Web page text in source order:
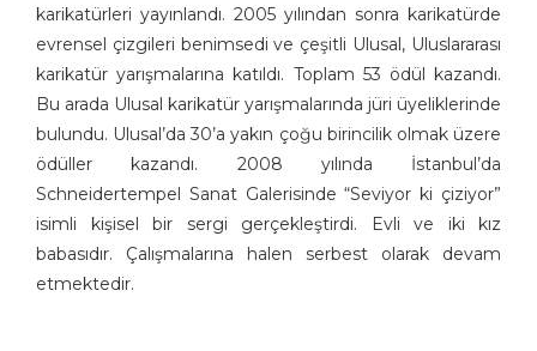
Bilal Akay
Birol Çün
Burak Ergin
Burhan Solukçu
Burhanettin Ardagil
Bülent Arabacıoğlu
Bülent Cevdet Karaköse
Bülent Dağaşan
Bülent Oktay
karikatürleri yayınlandı. 2005 yılından sonra karikatürde
evrensel çizgileri benimsedi ve çeşitli Ulusal, Uluslararası
karikatür yarışmalarına katıldı. Toplam 53 ödül kazandı.
Bu arada Ulusal karikatür yarışmalarında jüri üyeliklerinde
bulundu. Ulusal’da 30’a yakın çoğu birincilik olmak üzere
ödüller kazandı. 2008 yılında İstanbul’da
Schneidertempel Sanat Galerisinde “Seviyor ki çiziyor”
isimli kişisel bir sergi gerçekleştirdi. Evli ve iki kız
babasıdır. Çalışmalarına halen serbest olarak devam
etmektedir.